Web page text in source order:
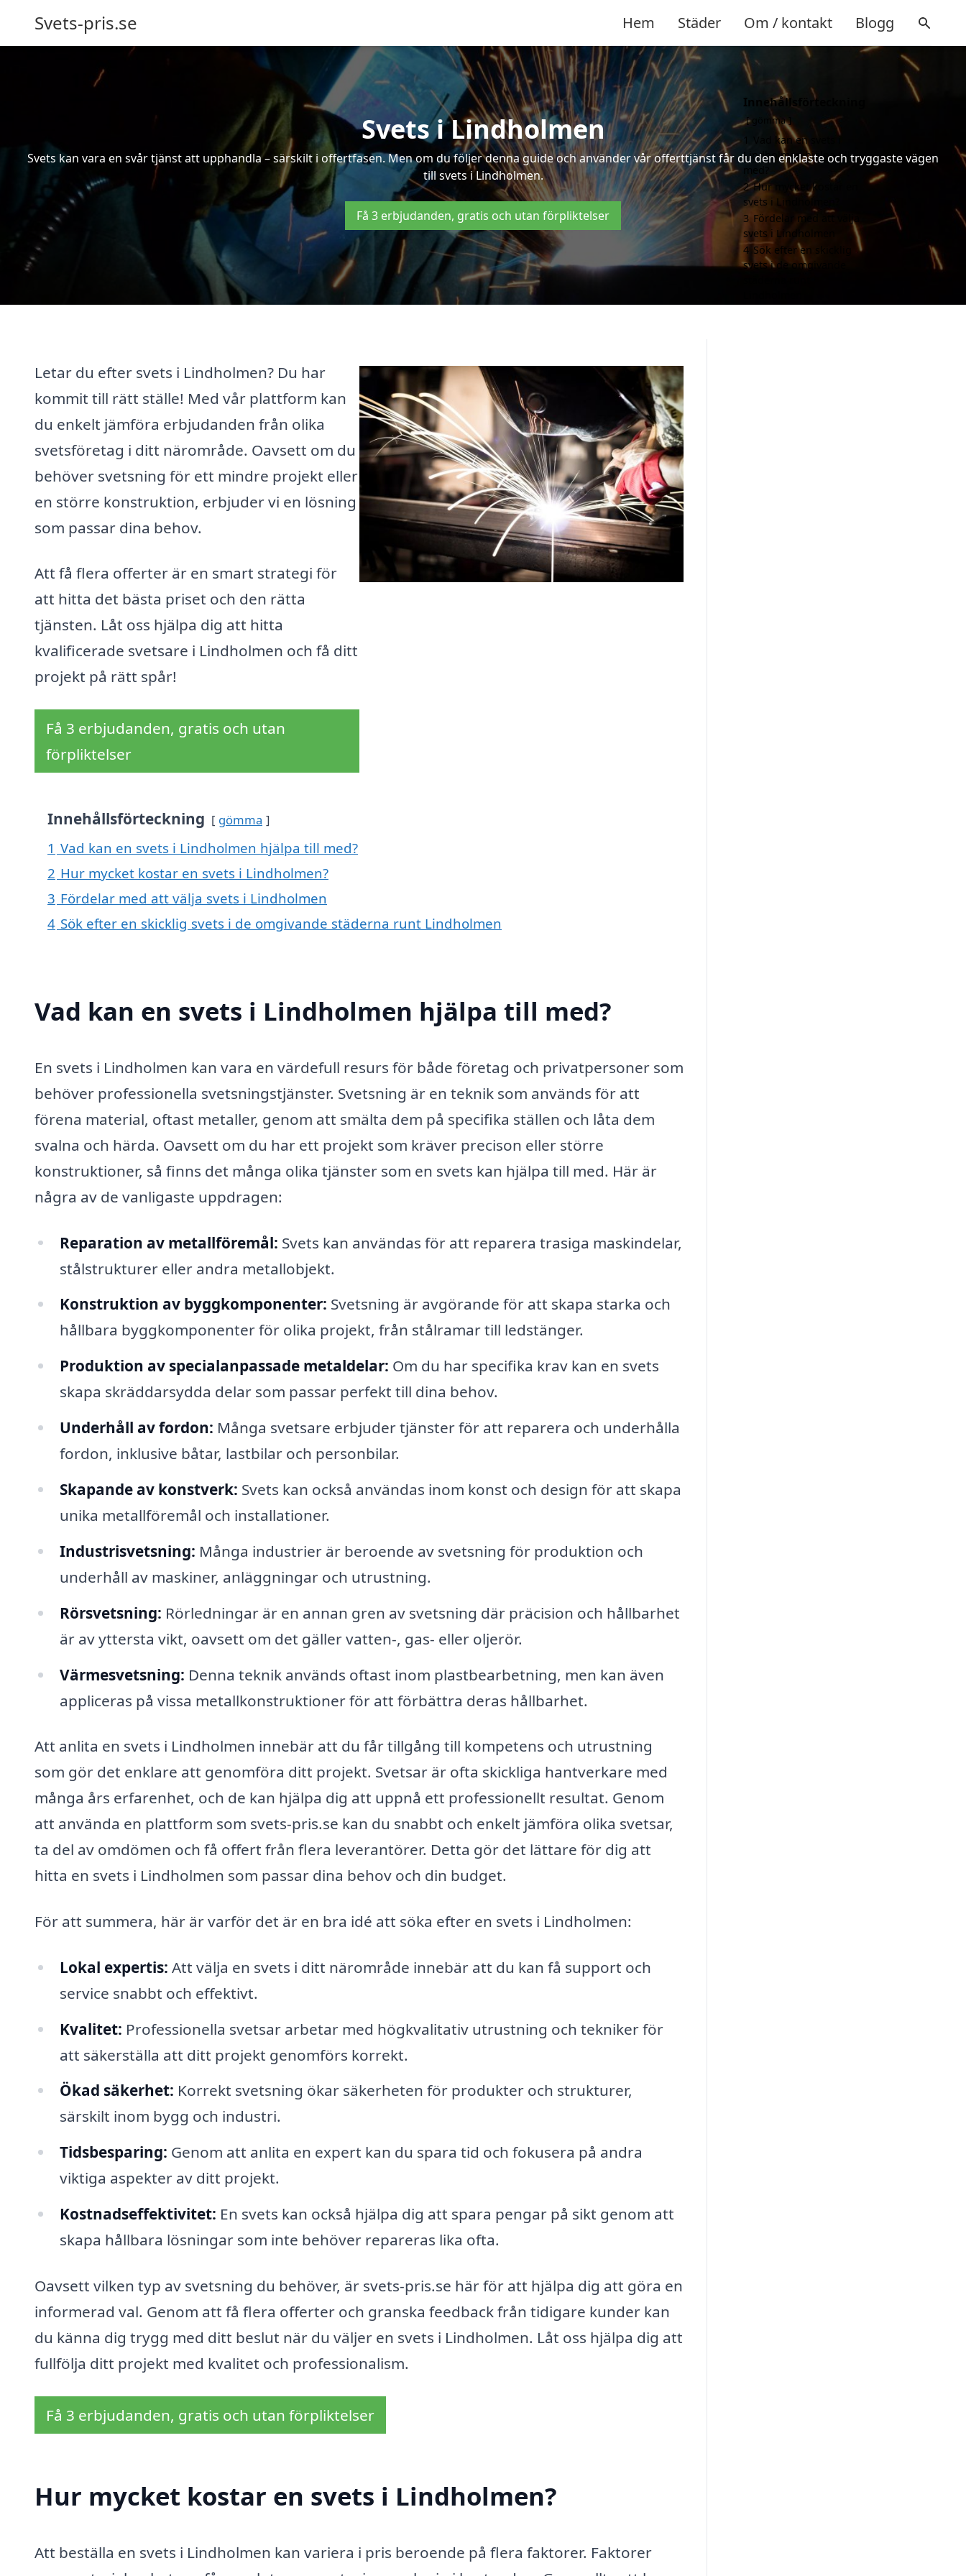
Svets-pris.se Hem Städer Om / kontakt Blogg
Svets i Lindholmen
Svets kan vara en svår tjänst att upphandla – särskilt i offertfasen. Men om du följer denna guide och använder vår offerttjänst får du den enklaste och tryggaste vägen
till svets i Lindholmen.
Få 3 erbjudanden, gratis och utan förpliktelser
Letar du efter svets i Lindholmen? Du har
kommit till rätt ställe! Med vår plattform kan
du enkelt jämföra erbjudanden från olika
svetsföretag i ditt närområde. Oavsett om du
behöver svetsning för ett mindre projekt eller
en större konstruktion, erbjuder vi en lösning
som passar dina behov.
Att få flera offerter är en smart strategi för
att hitta det bästa priset och den rätta
tjänsten. Låt oss hjälpa dig att hitta
kvalificerade svetsare i Lindholmen och få ditt
projekt på rätt spår!
Få 3 erbjudanden, gratis och utan
förpliktelser
Innehållsförteckning gömma
1 Vad kan en svets i Lindholmen hjälpa till med?
2 Hur mycket kostar en svets i Lindholmen?
3 Fördelar med att välja svets i Lindholmen
4 Sök efter en skicklig svets i de omgivande städerna runt Lindholmen
Vad kan en svets i Lindholmen hjälpa till med?
En svets i Lindholmen kan vara en värdefull resurs för både företag och privatpersoner som
behöver professionella svetsningstjänster. Svetsning är en teknik som används för att
förena material, oftast metaller, genom att smälta dem på specifika ställen och låta dem
svalna och härda. Oavsett om du har ett projekt som kräver precison eller större
konstruktioner, så finns det många olika tjänster som en svets kan hjälpa till med. Här är
några av de vanligaste uppdragen:
Reparation av metallföremål: Svets kan användas för att reparera trasiga maskindelar,
stålstrukturer eller andra metallobjekt.
Konstruktion av byggkomponenter: Svetsning är avgörande för att skapa starka och
hållbara byggkomponenter för olika projekt, från stålramar till ledstänger.
Produktion av specialanpassade metaldelar: Om du har specifika krav kan en svets
skapa skräddarsydda delar som passar perfekt till dina behov.
Underhåll av fordon: Många svetsare erbjuder tjänster för att reparera och underhålla
fordon, inklusive båtar, lastbilar och personbilar.
Skapande av konstverk: Svets kan också användas inom konst och design för att skapa
unika metallföremål och installationer.
Industrisvetsning: Många industrier är beroende av svetsning för produktion och
underhåll av maskiner, anläggningar och utrustning.
Rörsvetsning: Rörledningar är en annan gren av svetsning där präcision och hållbarhet
är av yttersta vikt, oavsett om det gäller vatten-, gas- eller oljerör.
Värmesvetsning: Denna teknik används oftast inom plastbearbetning, men kan även
appliceras på vissa metallkonstruktioner för att förbättra deras hållbarhet.
Att anlita en svets i Lindholmen innebär att du får tillgång till kompetens och utrustning
som gör det enklare att genomföra ditt projekt. Svetsar är ofta skickliga hantverkare med
många års erfarenhet, och de kan hjälpa dig att uppnå ett professionellt resultat. Genom
att använda en plattform som svets-pris.se kan du snabbt och enkelt jämföra olika svetsar,
ta del av omdömen och få offert från flera leverantörer. Detta gör det lättare för dig att
hitta en svets i Lindholmen som passar dina behov och din budget.
För att summera, här är varför det är en bra idé att söka efter en svets i Lindholmen:
Lokal expertis: Att välja en svets i ditt närområde innebär att du kan få support och
service snabbt och effektivt.
Kvalitet: Professionella svetsar arbetar med högkvalitativ utrustning och tekniker för
att säkerställa att ditt projekt genomförs korrekt.
Ökad säkerhet: Korrekt svetsning ökar säkerheten för produkter och strukturer,
särskilt inom bygg och industri.
Tidsbesparing: Genom att anlita en expert kan du spara tid och fokusera på andra
viktiga aspekter av ditt projekt.
Kostnadseffektivitet: En svets kan också hjälpa dig att spara pengar på sikt genom att
skapa hållbara lösningar som inte behöver repareras lika ofta.
Oavsett vilken typ av svetsning du behöver, är svets-pris.se här för att hjälpa dig att göra en
informerad val. Genom att få flera offerter och granska feedback från tidigare kunder kan
du känna dig trygg med ditt beslut när du väljer en svets i Lindholmen. Låt oss hjälpa dig att
fullfölja ditt projekt med kvalitet och professionalism.
Få 3 erbjudanden, gratis och utan förpliktelser
Hur mycket kostar en svets i Lindholmen?
Att beställa en svets i Lindholmen kan variera i pris beroende på flera faktorer. Faktorer
Innehållsförteckning
gömma
Vad kan en svets i
Lindholmen hjälpa till
2 Hur mycket kostar en
svets i Lindholmen?
3 Fördelar med att välja
svets i Lindholmen
4 Sök efter en skicklig
svets i de omgivande